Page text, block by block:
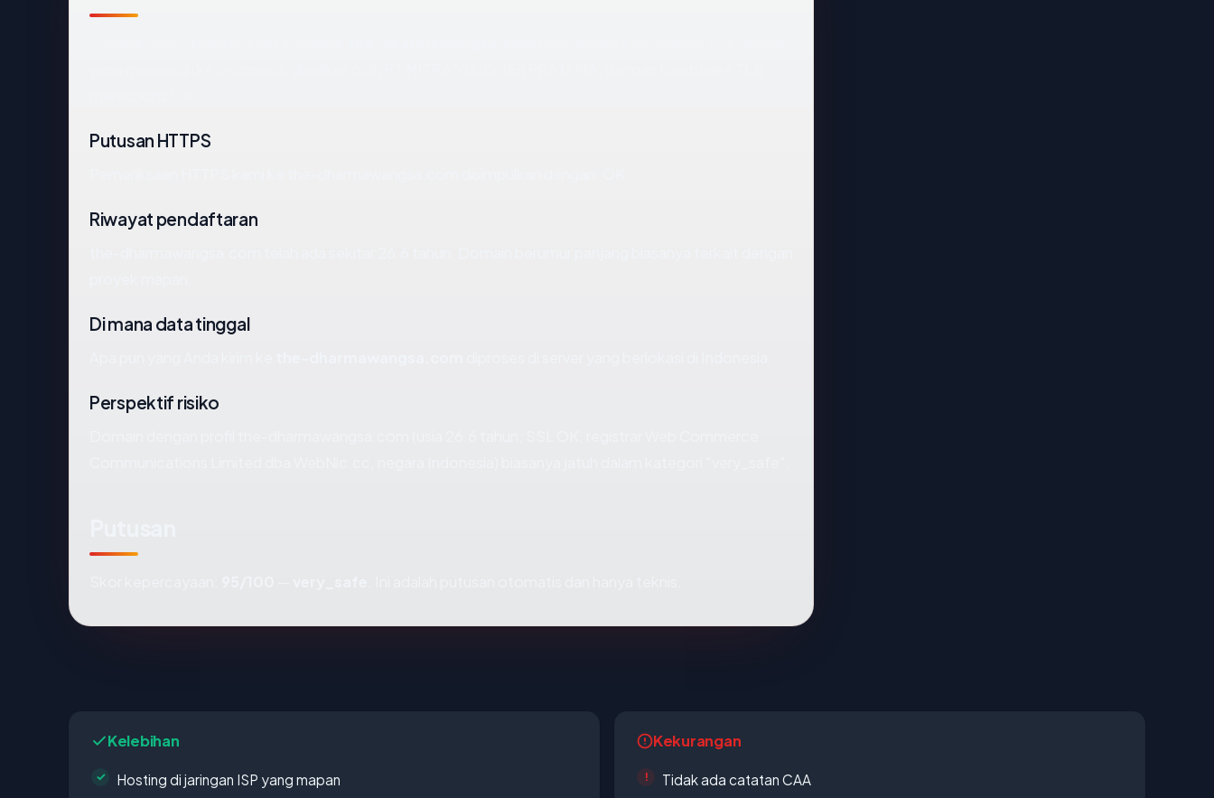
Putusan HTTPS
Riwayat pendaftaran
Di mana data tinggal
Perspektif risiko
Kelebihan
Hosting di jaringan ISP yang mapan
Kekurangan
Tidak ada catatan CAA